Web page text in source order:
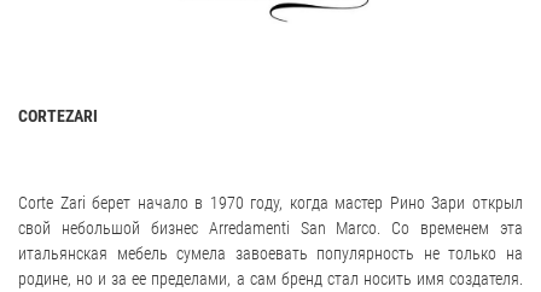
CORTEZARI
Corte Zari берет начало в 1970 году, когда мастер Рино Зари открыл
свой небольшой бизнес Arredamenti San Marco. Со временем эта
итальянская мебель сумела завоевать популярность не только на
родине, но и за ее пределами, а сам бренд стал носить имя создателя.